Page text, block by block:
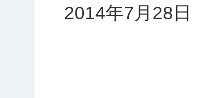
2014年7月28日